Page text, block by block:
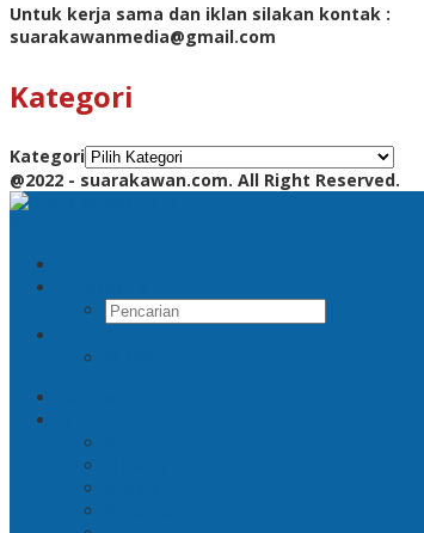
Untuk kerja sama dan iklan silakan kontak :
suarakawanmedia@gmail.com
Kategori
Kategori
@2022 - suarakawan.com. All Right Reserved.